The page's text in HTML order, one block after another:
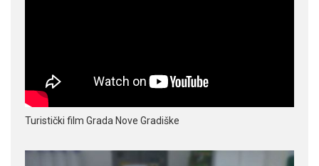
Turistički film Grada Nove Gradiške